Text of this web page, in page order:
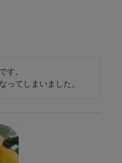
す。
ってしまいました。